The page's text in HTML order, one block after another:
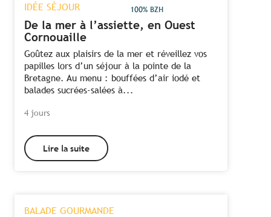
100% BZH
4 jours
IDÉE SÉJOUR
De la mer à l’assiette, en Ouest
Cornouaille
Goûtez aux plaisirs de la mer et réveillez vos
papilles lors d’un séjour à la pointe de la
Bretagne. Au menu : bouffées d’air iodé et
balades sucrées-salées à...
Lire la suite
BALADE GOURMANDE